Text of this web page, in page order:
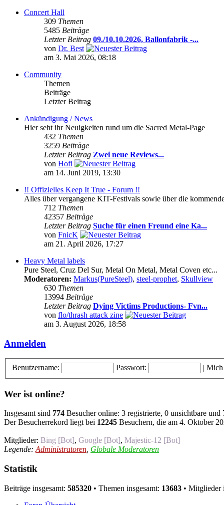
Concert Hall
309 Themen
5485 Beiträge
Letzter Beitrag 09./10.10.2026, Ballonfabrik -...
von Dr. Best
am 3. Mai 2026, 08:18
Community
Themen
Beiträge
Letzter Beitrag
Ankündigung / News
Hier seht ihr Neuigkeiten rund um die Sacred Metal-Page
432 Themen
3259 Beiträge
Letzter Beitrag Zwei neue Reviews...
von Hofi
am 14. Juni 2019, 13:30
!! Offizielles Keep It True - Forum !!
Alles über vergangene KIT-Festivals sowie über die
712 Themen
42357 Beiträge
Letzter Beitrag Suche für einen Freund eine Ka...
von FnicK
am 21. April 2026, 17:27
Heavy Metal labels
Pure Steel, Cruz Del Sur, Metal On Metal, Metal Coven etc...
Moderatoren: Markus(PureSteel), steel-prophet, Skullview
630 Themen
13994 Beiträge
Letzter Beitrag Dying Victims Productions- Fvn...
von flo/thrash attack zine
am 3. August 2026, 18:58
Anmelden
Benutzername: Passwort: | Mich
Wer ist online?
Insgesamt sind 774 Besucher online: 3 registrierte, 0 unsichtbare
Der Besucherrekord liegt bei 12245 Besuchern, die am 4. Oktober
Mitglieder: Bing [Bot], Google [Bot], Majestic-12 [Bot]
Legende: Administratoren Globale Moderatoren
Statistik
Beiträge insgesamt: 585320 • Themen insgesamt: 13683 • Mitglieder